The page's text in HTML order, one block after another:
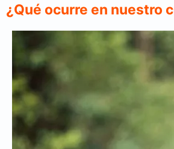
¿Qué ocurre en nuestro